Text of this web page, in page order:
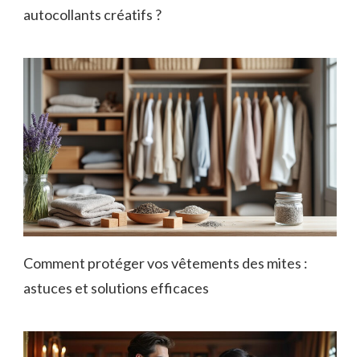
autocollants créatifs ?
Comment protéger vos vêtements des mites :
astuces et solutions efficaces